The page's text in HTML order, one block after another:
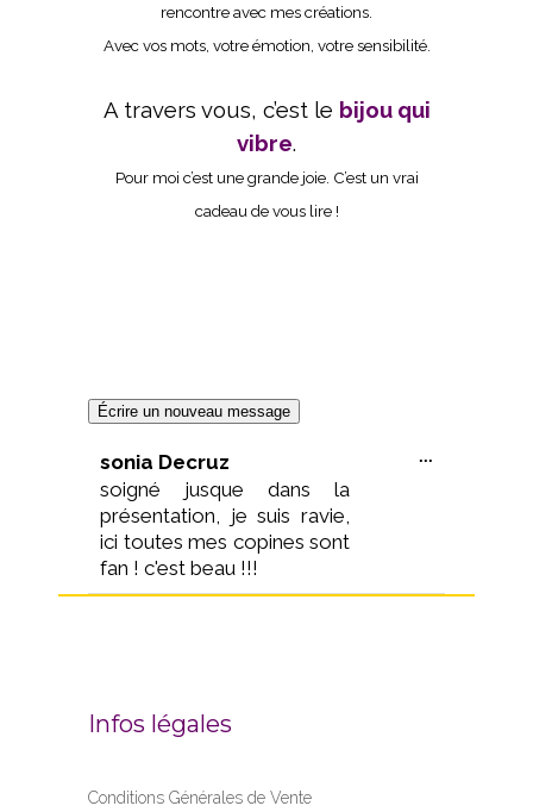
rencontre avec mes créations.
Avec vos mots, votre émotion, votre sensibilité.
A travers vous, c’est le bijou qui
vibre.
Pour moi c’est une grande joie. C’est un vrai
cadeau de vous lire !
sonia Decruz
soigné jusque dans la
présentation, je suis ravie,
ici toutes mes copines sont
fan ! c'est beau !!!
...
Infos légales
Conditions Générales de Vente